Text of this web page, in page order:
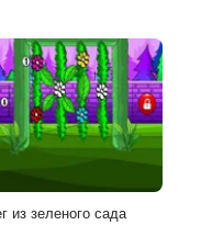
из зеленого сада